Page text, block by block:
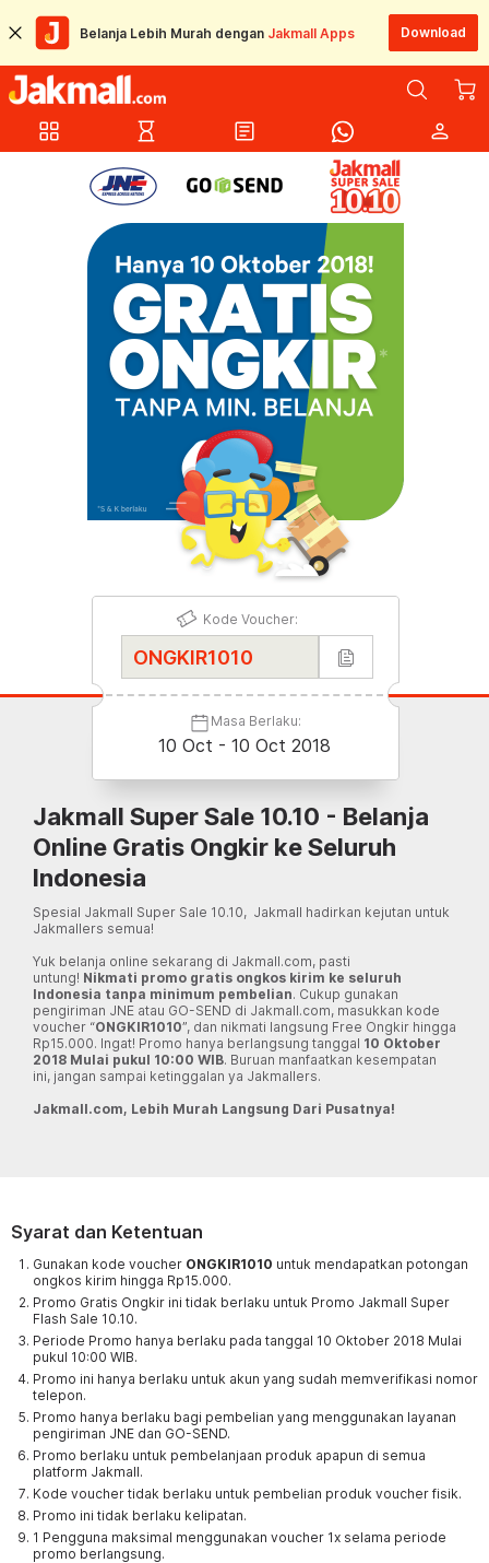
Belanja Lebih Murah dengan Jakmall Apps Download
grid_view hourglass_empty article person
Masa Berlaku:
10 Oct - 10 Oct 2018
Kode Voucher:
Jakmall Super Sale 10.10 - Belanja
Online Gratis Ongkir ke Seluruh
Indonesia
Spesial Jakmall Super Sale 10.10, Jakmall hadirkan kejutan untuk
Jakmallers semua!
Yuk belanja online sekarang di Jakmall.com, pasti
untung! Nikmati promo gratis ongkos kirim ke seluruh
Indonesia tanpa minimum pembelian. Cukup gunakan
pengiriman JNE atau GO-SEND di Jakmall.com, masukkan kode
voucher “ONGKIR1010”, dan nikmati langsung Free Ongkir hingga
Rp15.000. Ingat! Promo hanya berlangsung tanggal 10 Oktober
2018 Mulai pukul 10:00 WIB. Buruan manfaatkan kesempatan
ini, jangan sampai ketinggalan ya Jakmallers.
Jakmall.com, Lebih Murah Langsung Dari Pusatnya!
Syarat dan Ketentuan
Gunakan kode voucher ONGKIR1010 untuk mendapatkan potongan
ongkos kirim hingga Rp15.000.
Promo Gratis Ongkir ini tidak berlaku untuk Promo Jakmall Super
Flash Sale 10.10.
Periode Promo hanya berlaku pada tanggal 10 Oktober 2018 Mulai
pukul 10:00 WIB.
Promo ini hanya berlaku untuk akun yang sudah memverifikasi nomor
telepon.
Promo hanya berlaku bagi pembelian yang menggunakan layanan
pengiriman JNE dan GO-SEND.
Promo berlaku untuk pembelanjaan produk apapun di semua
platform Jakmall.
Kode voucher tidak berlaku untuk pembelian produk voucher fisik.
Promo ini tidak berlaku kelipatan.
1 Pengguna maksimal menggunakan voucher 1x selama periode
promo berlangsung.